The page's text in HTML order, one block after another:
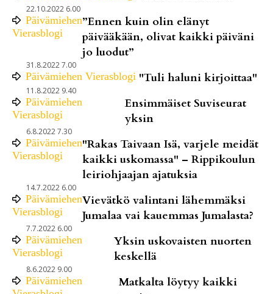
22.10.2022 6.00
Päivämiehen
Vierasblogi
”Ennen kuin olin elänyt
päivääkään, olivat kaikki päiväni
jo luodut”
31.8.2022 7.00
Päivämiehen Vierasblogi "Tuli haluni kirjoittaa"
11.8.2022 9.40
Päivämiehen
Vierasblogi
Ensimmäiset Suviseurat
yksin
6.8.2022 7.30
Päivämiehen
Vierasblogi
"Rakas Taivaan Isä, varjele meidät
kaikki uskomassa" – Rippikoulun
leiriohjaajan ajatuksia
14.7.2022 6.00
Päivämiehen
Vierasblogi
Vievätkö valintani lähemmäksi
Jumalaa vai kauemmas Jumalasta?
7.7.2022 6.00
Päivämiehen
Vierasblogi
Yksin uskovaisten nuorten
keskellä
8.6.2022 9.00
Päivämiehen
Matkalta löytyy kaikki